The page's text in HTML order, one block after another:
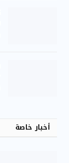
أخبار خاصة